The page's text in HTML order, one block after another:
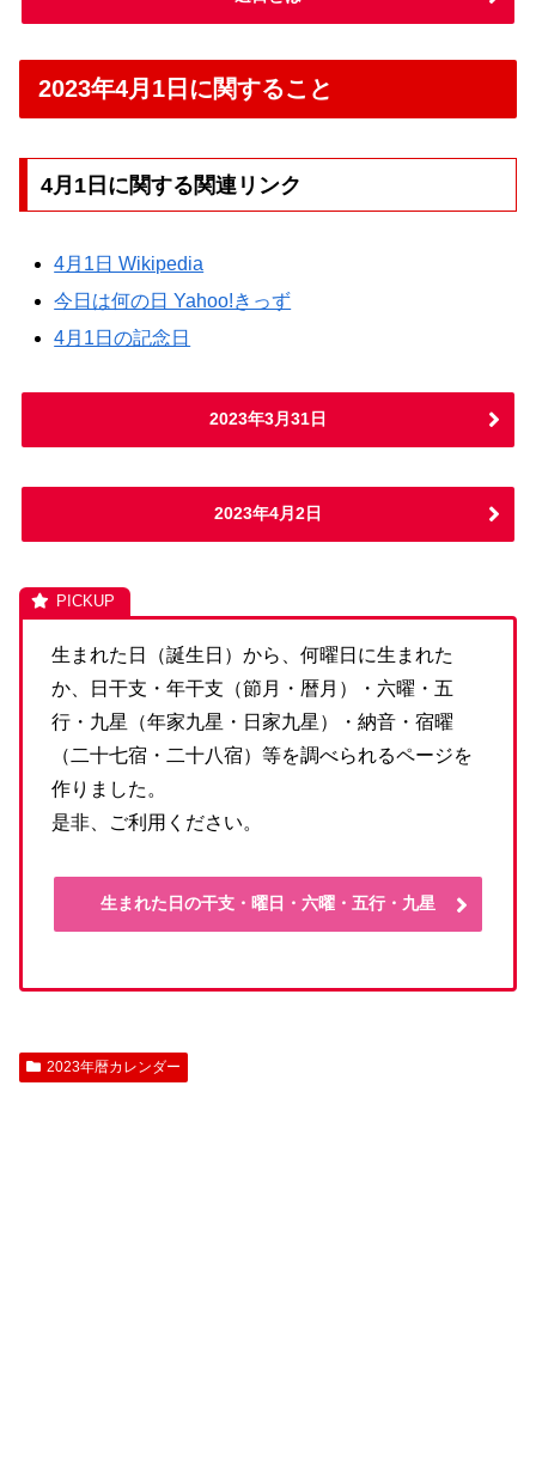
2023年4月1日に関すること
4月1日に関する関連リンク
4月1日 Wikipedia
今日は何の日 Yahoo!きっず
4月1日の記念日
2023年3月31日
2023年4月2日
生まれた日（誕生日）から、何曜日に生まれた
か、日干支・年干支（節月・暦月）・六曜・五
行・九星（年家九星・日家九星）・納音・宿曜
（二十七宿・二十八宿）等を調べられるページを
作りました。
是非、ご利用ください。
生まれた日の干支・曜日・六曜・五行・九星
2023年暦カレンダー